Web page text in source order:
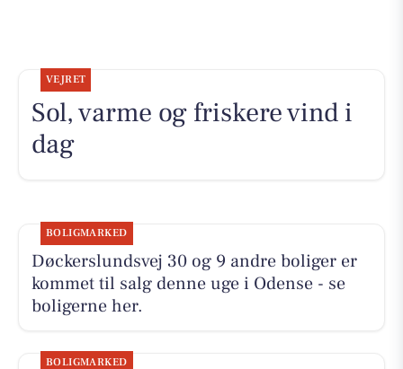
VEJRET
Sol, varme og friskere vind i
dag
BOLIGMARKED
Døckerslundsvej 30 og 9 andre boliger er
kommet til salg denne uge i Odense - se
boligerne her.
BOLIGMARKED